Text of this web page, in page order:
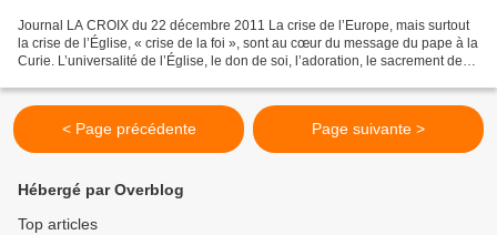
Journal LA CROIX du 22 décembre 2011 La crise de l’Europe, mais surtout
la crise de l’Église, « crise de la foi », sont au cœur du message du pape à la
Curie. L’universalité de l’Église, le don de soi, l’adoration, le sacrement de
< Page précédente Page suivante >
Hébergé par Overblog
Top articles